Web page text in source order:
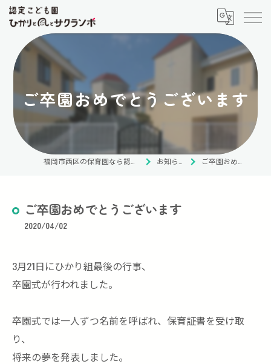
ご卒園おめでとうございます
お知らせ・ブログ ご卒園おめでとうございます
ご卒園おめでとうございます
2020/04/02
3月21日にひかり組最後の行事、
卒園式が行われました。
卒園式では一人ずつ名前を呼ばれ、保育証書を受け取
り、
将来の夢を発表しました。